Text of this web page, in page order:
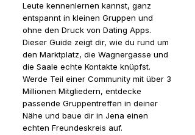
Leute kennenlernen kannst, ganz
entspannt in kleinen Gruppen und
ohne den Druck von Dating Apps.
Dieser Guide zeigt dir, wie du rund um
den Marktplatz, die Wagnergasse und
die Saale echte Kontakte knüpfst.
Werde Teil einer Community mit über 3
Millionen Mitgliedern, entdecke
passende Gruppentreffen in deiner
Nähe und baue dir in Jena einen
echten Freundeskreis auf.